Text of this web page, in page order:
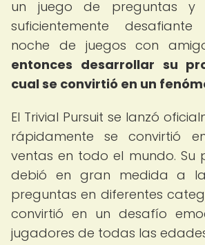
un juego de preguntas y
suficientemente
noche de juegos con
entonces desarrollar su
cual se convirtió en un
El Trivial Pursuit se lanzó
rápidamente se convirtió
ventas en todo el mundo. Su
debió en gran medida a
preguntas en diferentes
convirtió en un desafío
jugadores de todas las